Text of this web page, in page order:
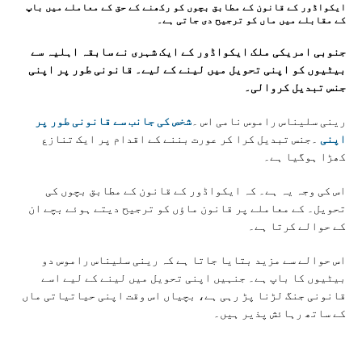
ایکواڈور کے قانون کے مطابق بچوں کو رکھنے کے حق کے معاملے میں باپ
کے مقابلے میں ماں کو ترجیح دی جاتی ہے۔
جنوبی امریکی ملک ایکواڈور کے ایک شہری نے سابقہ اہلیہ سے
بیٹیوں کو اپنی تحویل میں لینے کے لیے۔ قانونی طور پر اپنی
جنس تبدیل کروالی۔
رینی سلیناس راموس نامی اس ۔ شخص کی جانب سے قانونی طور پر
اپنی
۔جنس تبدیل کرا کر عورت بننے کے اقدام پر ایک تنازع
کھڑا ہوگیا ہے۔
اس کی وجہ یہ ہے۔ کہ ایکواڈور کے قانون کے مطابق بچوں کی
تحویل۔ کے معاملے پر قانون ماؤں کو ترجیح دیتے ہوئے بچے ان
کے حوالے کرتا ہے۔
اس حوالے سے مزید بتایا جاتا ہے کہ رینی سلیناس راموس دو
بیٹیوں کا باپ ہے۔ جنہیں اپنی تحویل میں لینے کے لیے اسے
قانونی جنگ لڑنا پڑ رہی ہے، بچیاں اس وقت اپنی حیاتیاتی ماں
کے ساتھ رہائش پذیر ہیں۔